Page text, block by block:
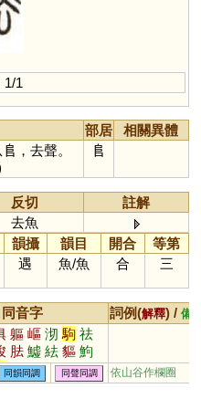
1/1
部居
相關異體
，去聲。
𨸏
反切
註解
去魚
韻攝 韻目 開合
等第
遇 魚/魚 合 三
同音字 詞例(解釋) / 備
軀 嶇 沏 駒 祛
胠 鱋 紶 貙 鮈
呿 抾
同韻同調 同聲同調 依山谷作欄圈